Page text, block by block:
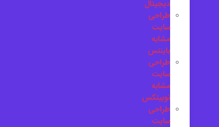
دیجیتال
طراحی
سایت
مشابه
بایننس
طراحی
سایت
مشابه
نوبیتکس
طراحی
سایت